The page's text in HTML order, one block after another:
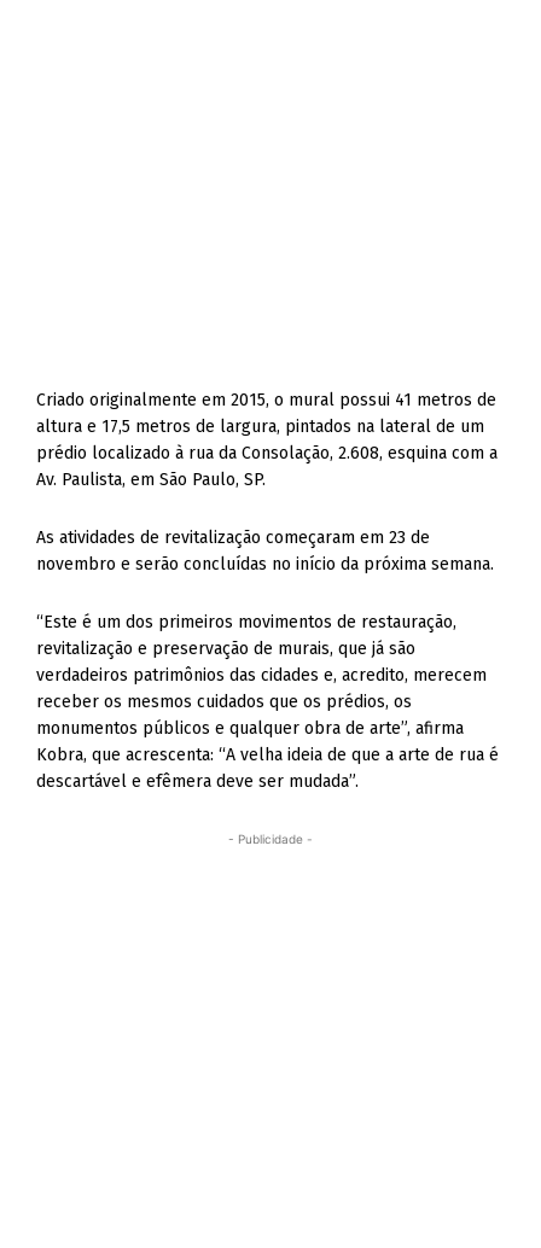
Criado originalmente em 2015, o mural possui 41 metros de
altura e 17,5 metros de largura, pintados na lateral de um
prédio localizado à rua da Consolação, 2.608, esquina com a
Av. Paulista, em São Paulo, SP.
As atividades de revitalização começaram em 23 de
novembro e serão concluídas no início da próxima semana.
“Este é um dos primeiros movimentos de restauração,
revitalização e preservação de murais, que já são
verdadeiros patrimônios das cidades e, acredito, merecem
receber os mesmos cuidados que os prédios, os
monumentos públicos e qualquer obra de arte”, afirma
Kobra, que acrescenta: “A velha ideia de que a arte de rua é
descartável e efêmera deve ser mudada”.
- Publicidade -